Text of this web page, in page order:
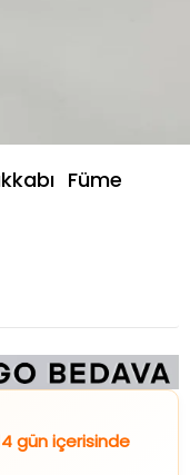
Füme
gün içerisinde